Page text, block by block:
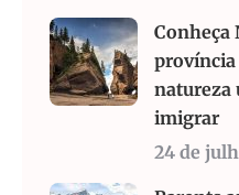
Conheça
província
natureza
imigrar
24 de